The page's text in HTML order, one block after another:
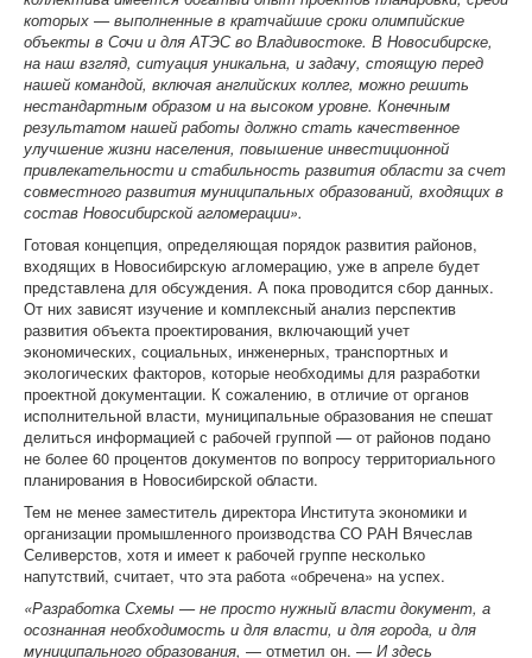
которых — выполненные в кратчайшие сроки олимпийские
объекты в Сочи и для АТЭС во Владивостоке. В Новосибирске,
на наш взгляд, ситуация уникальна, и задачу, стоящую перед
нашей командой, включая английских коллег, можно решить
нестандартным образом и на высоком уровне. Конечным
результатом нашей работы должно стать качественное
улучшение жизни населения, повышение инвестиционной
привлекательности и стабильность развития области за счет
совместного развития муниципальных образований, входящих в
состав Новосибирской агломерации».
Готовая концепция, определяющая порядок развития районов,
входящих в Новосибирскую агломерацию, уже в апреле будет
представлена для обсуждения. А пока проводится сбор данных.
От них зависят изучение и комплексный анализ перспектив
развития объекта проектирования, включающий учет
экономических, социальных, инженерных, транспортных и
экологических факторов, которые необходимы для разработки
проектной документации. К сожалению, в отличие от органов
исполнительной власти, муниципальные образования не спешат
делиться информацией с рабочей группой — от районов подано
не более 60 процентов документов по вопросу территориального
планирования в Новосибирской области.
Тем не менее заместитель директора Института экономики и
организации промышленного производства СО РАН Вячеслав
Селиверстов, хотя и имеет к рабочей группе несколько
напутствий, считает, что эта работа «обречена» на успех.
«Разработка Схемы — не просто нужный власти документ, а
осознанная необходимость и для власти, и для города, и для
муниципального образования, — отметил он. — И здесь